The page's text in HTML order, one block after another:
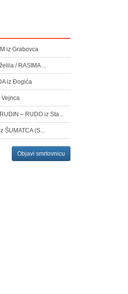
iz Grabovca
/ RASIMA ...
iz Đogića
Vejnca
– RUDO iz Sta...
ŠUMATCA (S...
Objavi smrtovnicu